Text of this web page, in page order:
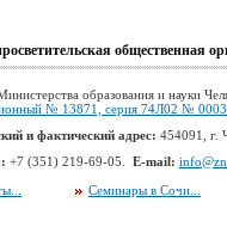
общественная
образования и науки
№ 13871, серия 74Л02 №
и фактический адрес: 454091, г.
+7 (351) 219-69-05. E-mail:
Семинары в Сочи...